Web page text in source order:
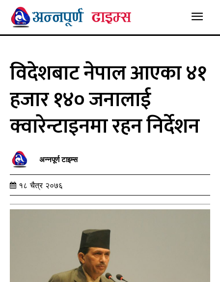
विदेशबाट नेपाल आएका ४१
हजार १४० जनालाई
क्वारेन्टाइनमा रहन निर्देशन
अन्नपूर्ण टाइम्स
१८ चैत्र २०७६